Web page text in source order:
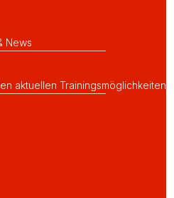
News
aktuellen Trainingsmöglichkeiten